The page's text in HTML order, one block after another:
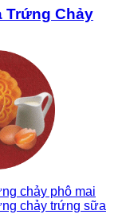
Trứng Chảy
chảy phô mai
chảy trứng sữa